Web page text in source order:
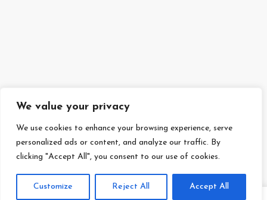
We value your privacy
We use cookies to enhance your browsing experience, serve
personalized ads or content, and analyze our traffic. By
clicking "Accept All", you consent to our use of cookies.
Customize Reject All Accept All